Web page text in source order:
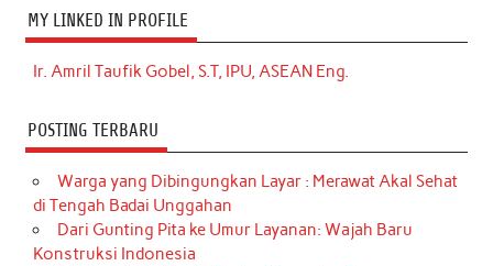
MY LINKED IN PROFILE
Ir. Amril Taufik Gobel, S.T, IPU, ASEAN Eng.
POSTING TERBARU
Warga yang Dibingungkan Layar : Merawat Akal Sehat
di Tengah Badai Unggahan
Dari Gunting Pita ke Umur Layanan: Wajah Baru
Konstruksi Indonesia